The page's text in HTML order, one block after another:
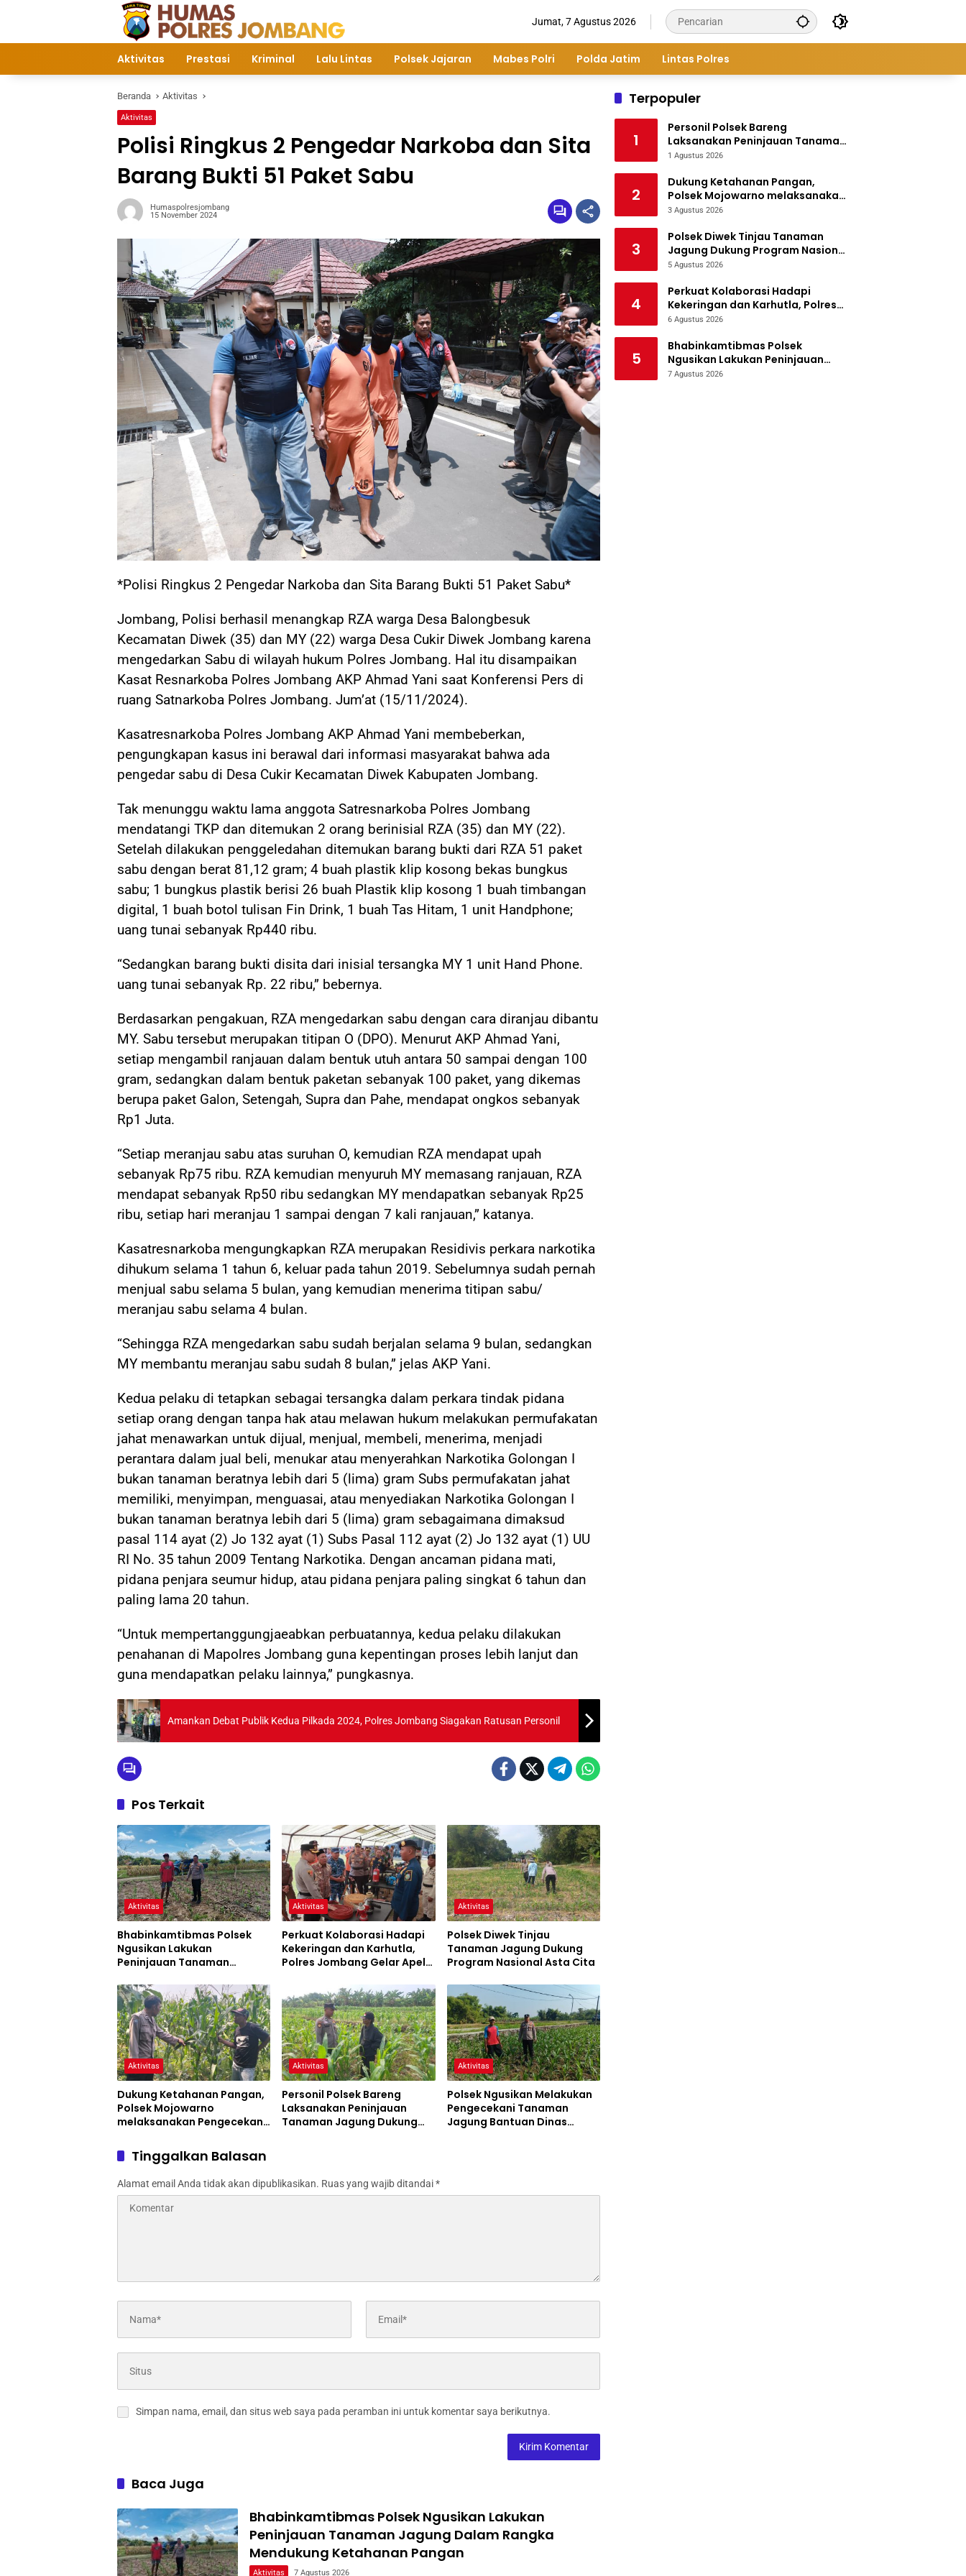
Jumat, 7 Agustus 2026
Aktivitas Prestasi Kriminal Lalu Lintas Polsek Jajaran Mabes Polri Polda Jatim Lintas Polres
Beranda Aktivitas
Aktivitas
Polisi Ringkus 2 Pengedar Narkoba dan Sita
Barang Bukti 51 Paket Sabu
Humaspolresjombang
15 November 2024
*Polisi Ringkus 2 Pengedar Narkoba dan Sita Barang Bukti 51 Paket Sabu*
Jombang, Polisi berhasil menangkap RZA warga Desa Balongbesuk
Kecamatan Diwek (35) dan MY (22) warga Desa Cukir Diwek Jombang karena
mengedarkan Sabu di wilayah hukum Polres Jombang. Hal itu disampaikan
Kasat Resnarkoba Polres Jombang AKP Ahmad Yani saat Konferensi Pers di
ruang Satnarkoba Polres Jombang. Jum’at (15/11/2024).
Kasatresnarkoba Polres Jombang AKP Ahmad Yani membeberkan,
pengungkapan kasus ini berawal dari informasi masyarakat bahwa ada
pengedar sabu di Desa Cukir Kecamatan Diwek Kabupaten Jombang.
Tak menunggu waktu lama anggota Satresnarkoba Polres Jombang
mendatangi TKP dan ditemukan 2 orang berinisial RZA (35) dan MY (22).
Setelah dilakukan penggeledahan ditemukan barang bukti dari RZA 51 paket
sabu dengan berat 81,12 gram; 4 buah plastik klip kosong bekas bungkus
sabu; 1 bungkus plastik berisi 26 buah Plastik klip kosong 1 buah timbangan
digital, 1 buah botol tulisan Fin Drink, 1 buah Tas Hitam, 1 unit Handphone;
uang tunai sebanyak Rp440 ribu.
“Sedangkan barang bukti disita dari inisial tersangka MY 1 unit Hand Phone.
uang tunai sebanyak Rp. 22 ribu,” bebernya.
Berdasarkan pengakuan, RZA mengedarkan sabu dengan cara diranjau dibantu
MY. Sabu tersebut merupakan titipan O (DPO). Menurut AKP Ahmad Yani,
setiap mengambil ranjauan dalam bentuk utuh antara 50 sampai dengan 100
gram, sedangkan dalam bentuk paketan sebanyak 100 paket, yang dikemas
berupa paket Galon, Setengah, Supra dan Pahe, mendapat ongkos sebanyak
Rp1 Juta.
“Setiap meranjau sabu atas suruhan O, kemudian RZA mendapat upah
sebanyak Rp75 ribu. RZA kemudian menyuruh MY memasang ranjauan, RZA
mendapat sebanyak Rp50 ribu sedangkan MY mendapatkan sebanyak Rp25
ribu, setiap hari meranjau 1 sampai dengan 7 kali ranjauan,” katanya.
Kasatresnarkoba mengungkapkan RZA merupakan Residivis perkara narkotika
dihukum selama 1 tahun 6, keluar pada tahun 2019. Sebelumnya sudah pernah
menjual sabu selama 5 bulan, yang kemudian menerima titipan sabu/
meranjau sabu selama 4 bulan.
“Sehingga RZA mengedarkan sabu sudah berjalan selama 9 bulan, sedangkan
MY membantu meranjau sabu sudah 8 bulan,” jelas AKP Yani.
Kedua pelaku di tetapkan sebagai tersangka dalam perkara tindak pidana
setiap orang dengan tanpa hak atau melawan hukum melakukan permufakatan
jahat menawarkan untuk dijual, menjual, membeli, menerima, menjadi
perantara dalam jual beli, menukar atau menyerahkan Narkotika Golongan I
bukan tanaman beratnya lebih dari 5 (lima) gram Subs permufakatan jahat
memiliki, menyimpan, menguasai, atau menyediakan Narkotika Golongan I
bukan tanaman beratnya lebih dari 5 (lima) gram sebagaimana dimaksud
pasal 114 ayat (2) Jo 132 ayat (1) Subs Pasal 112 ayat (2) Jo 132 ayat (1) UU
RI No. 35 tahun 2009 Tentang Narkotika. Dengan ancaman pidana mati,
pidana penjara seumur hidup, atau pidana penjara paling singkat 6 tahun dan
paling lama 20 tahun.
“Untuk mempertanggungjaeabkan perbuatannya, kedua pelaku dilakukan
penahanan di Mapolres Jombang guna kepentingan proses lebih lanjut dan
guna mendapatkan pelaku lainnya,” pungkasnya.
Amankan Debat Publik Kedua Pilkada 2024, Polres Jombang Siagakan Ratusan Personil
Pos Terkait
Aktivitas
Bhabinkamtibmas Polsek
Ngusikan Lakukan
Peninjauan Tanaman
Mendukung Ketahanan
Pangan
Aktivitas
Perkuat Kolaborasi Hadapi
Kekeringan dan Karhutla,
Polres Jombang Gelar Apel
Aktivitas
Polsek Diwek Tinjau
Tanaman Jagung Dukung
Program Nasional Asta Cita
Aktivitas
Dukung Ketahanan Pangan,
Polsek Mojowarno
melaksanakan Pengecekan
Aktivitas
Personil Polsek Bareng
Laksanakan Peninjauan
Tanaman Jagung Dukung
Aktivitas
Polsek Ngusikan Melakukan
Pengecekani Tanaman
Jagung Bantuan Dinas
Tinggalkan Balasan
Alamat email Anda tidak akan dipublikasikan. Ruas yang wajib ditandai*
Simpan nama, email, dan situs web saya pada peramban ini untuk komentar saya berikutnya.
Baca Juga
Bhabinkamtibmas Polsek Ngusikan Lakukan
Peninjauan Tanaman Jagung Dalam Rangka
Mendukung Ketahanan Pangan
Aktivitas 7 Agustus 2026
Terpopuler
1
Personil Polsek Bareng
Laksanakan Peninjauan Tanaman
Jagung Dukung Program
1 Agustus 2026
2
Dukung Ketahanan Pangan,
Polsek Mojowarno melaksanakan
Pengecekan Tanaman Jagung
3 Agustus 2026
3
Polsek Diwek Tinjau Tanaman
Jagung Dukung Program Nasional
Asta Cita
5 Agustus 2026
4
Perkuat Kolaborasi Hadapi
Kekeringan dan Karhutla, Polres
Jombang Gelar Apel Siaga
6 Agustus 2026
5
Bhabinkamtibmas Polsek
Ngusikan Lakukan Peninjauan
Tanaman Jagung Dalam Rangka
7 Agustus 2026